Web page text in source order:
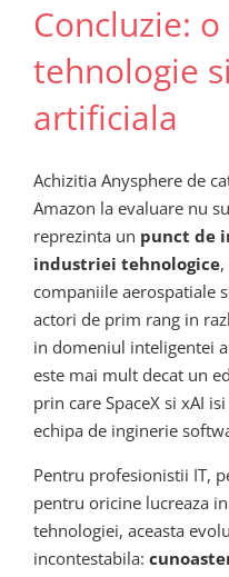
Concluzie:
tehnologie
artificiala
Achizitia Anysphere de
Amazon la evaluare nu
reprezinta un punct de
industriei tehnologice
companiile aerospatiale
actori de prim rang in
in domeniul inteligentei
este mai mult decat un
prin care SpaceX si xAI
echipa de inginerie
Pentru profesionistii IT,
pentru oricine lucreaza
tehnologiei, aceasta
incontestabila: